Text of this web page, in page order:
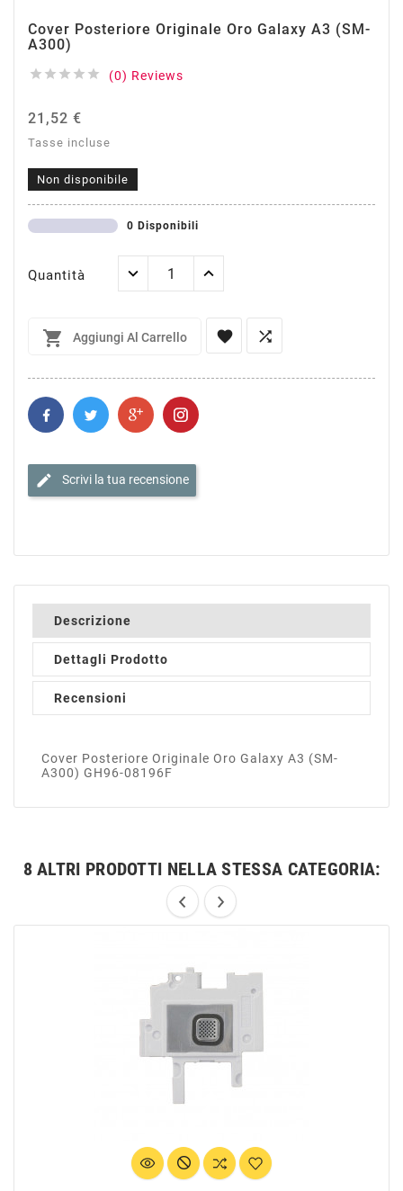
Cover Posteriore Originale Oro Galaxy A3 (SM-
A300)
     (0) Reviews
21,52 €
Tasse incluse
Non disponibile
0 Disponibili
Quantità
 Aggiungi Al Carrello  
edit Scrivi la tua recensione
Descrizione
Dettagli Prodotto
Recensioni
Cover Posteriore Originale Oro Galaxy A3 (SM-
A300) GH96-08196F
8 ALTRI PRODOTTI NELLA STESSA CATEGORIA: